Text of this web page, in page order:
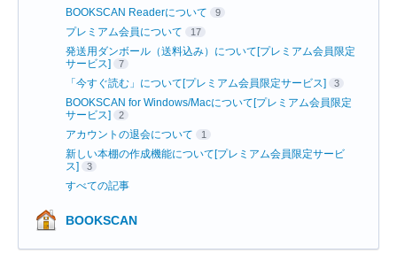
BOOKSCAN Readerについて 9
プレミアム会員について 17
発送用ダンボール（送料込み）について[プレミアム会員限定
サービス]
7
「今すぐ読む」について[プレミアム会員限定サービス] 3
BOOKSCAN for Windows/Macについて[プレミアム会員限定
サービス]
2
アカウントの退会について 1
新しい本棚の作成機能について[プレミアム会員限定サービ
ス]
3
すべての記事
BOOKSCAN